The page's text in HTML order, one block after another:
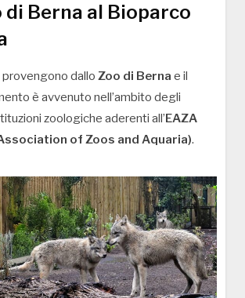
di Berna al Bioparco
dallo Zoo di Berna e il
è avvenuto nell’ambito degli
zoologiche aderenti all’EAZA
of Zoos and Aquaria).